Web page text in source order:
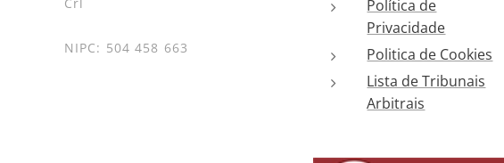
Crl
NIPC: 504 458 663
Política de
Privacidade
Politica de Cookies
Lista de Tribunais
Arbitrais